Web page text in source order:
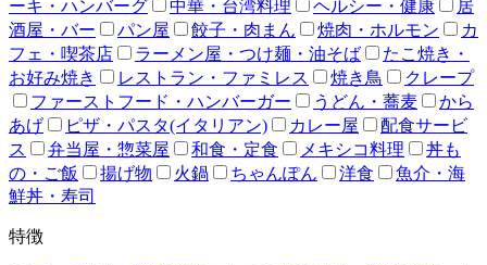
ーキ・ハンバーグ
中華・台湾料理 ヘルシー・健康
居
酒屋・バー
パン屋 餃子・肉まん 焼肉・ホルモン
カ
フェ・喫茶店
ラーメン屋・つけ麺・油そば
たこ焼き・
お好み焼き
レストラン・ファミレス 焼き鳥
クレープ
ファーストフード・ハンバーガー
うどん・蕎麦
から
あげ
ピザ・パスタ(イタリアン) カレー屋
配食サービ
ス
弁当屋・惣菜屋 和食・定食 メキシコ料理
丼も
の・ご飯
揚げ物 火鍋 ちゃんぽん 洋食
魚介・海
鮮丼・寿司
特徴